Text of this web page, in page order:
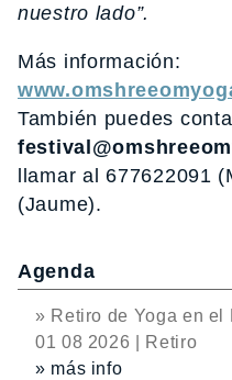
nuestro lado”.
Más información:
También puedes
llamar al 677622091
(Jaume).
Agenda
» Retiro de Yoga en
01 08 2026 | Retiro
» más info